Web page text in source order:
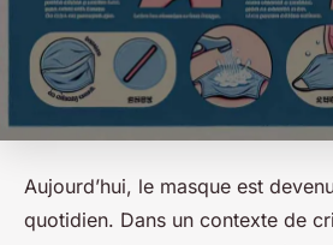
Aujourd’hui, le masque est
quotidien. Dans un contexte de